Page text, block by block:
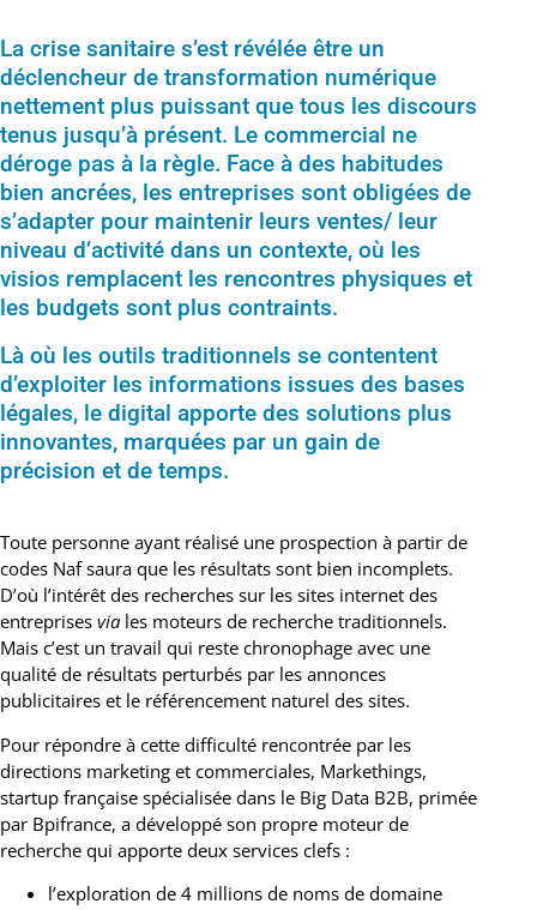
La crise sanitaire s’est révélée être un
déclencheur de transformation numérique
nettement plus puissant que tous les discours
tenus jusqu’à présent. Le commercial ne
déroge pas à la règle. Face à des habitudes
bien ancrées, les entreprises sont obligées de
s’adapter pour maintenir leurs ventes/ leur
niveau d’activité dans un contexte, où les
visios remplacent les rencontres physiques et
les budgets sont plus contraints.
Là où les outils traditionnels se contentent
d’exploiter les informations issues des bases
légales, le digital apporte des solutions plus
innovantes, marquées par un gain de
précision et de temps.
Toute personne ayant réalisé une prospection à partir de
codes Naf saura que les résultats sont bien incomplets.
D’où l’intérêt des recherches sur les sites internet des
entreprises via les moteurs de recherche traditionnels.
Mais c’est un travail qui reste chronophage avec une
qualité de résultats perturbés par les annonces
publicitaires et le référencement naturel des sites.
Pour répondre à cette difficulté rencontrée par les
directions marketing et commerciales, Markethings,
startup française spécialisée dans le Big Data B2B, primée
par Bpifrance, a développé son propre moteur de
recherche qui apporte deux services clefs :
l’exploration de 4 millions de noms de domaine